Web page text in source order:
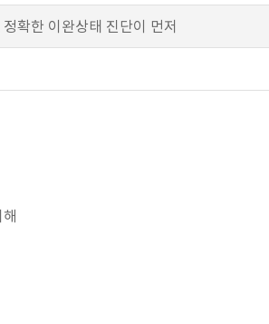
정확한 이완상태 진단이 먼저